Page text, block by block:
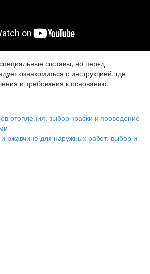
составы, но перед
ознакомиться с инструкцией, где
и требования к основанию.
отопления: выбор краски и проведение
ржавчине для наружных работ: выбор и